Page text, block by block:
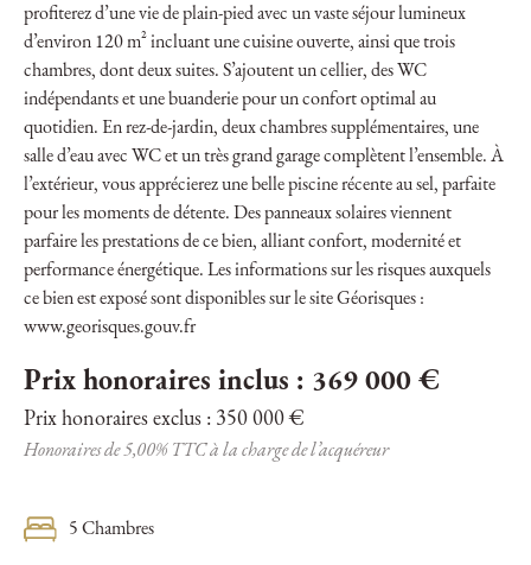
profiterez d’une vie de plain-pied avec un vaste séjour lumineux
d’environ 120 m² incluant une cuisine ouverte, ainsi que trois
chambres, dont deux suites. S’ajoutent un cellier, des WC
indépendants et une buanderie pour un confort optimal au
quotidien. En rez-de-jardin, deux chambres supplémentaires, une
salle d’eau avec WC et un très grand garage complètent l’ensemble. À
l’extérieur, vous apprécierez une belle piscine récente au sel, parfaite
pour les moments de détente. Des panneaux solaires viennent
parfaire les prestations de ce bien, alliant confort, modernité et
performance énergétique. Les informations sur les risques auxquels
ce bien est exposé sont disponibles sur le site Géorisques :
www.georisques.gouv.fr
Prix honoraires inclus : 369 000 €
Prix honoraires exclus : 350 000 €
Honoraires de 5,00% TTC à la charge de l’acquéreur
5 Chambres